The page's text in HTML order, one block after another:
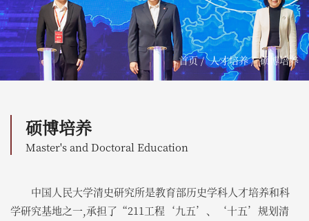
首页/人才培养/硕博培养
硕博培养
Master's and Doctoral Education
中国人民大学清史研究所是教育部历史学科人才培养和科
学研究基地之一,承担了“211工程‘九五’、‘十五’规划清